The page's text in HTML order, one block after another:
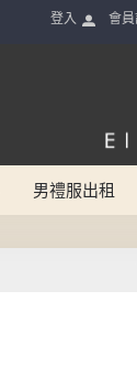
登入 會
男禮服出租